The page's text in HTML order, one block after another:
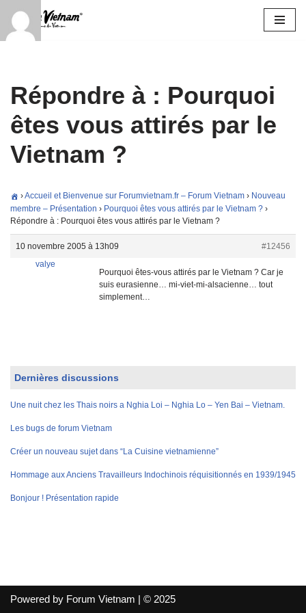
Aller
Répondre à : Pourquoi
êtes vous attirés par le
Vietnam ?
›Accueil et Bienvenue sur Forumvietnam.fr – Forum Vietnam › Nouveau
membre – Présentation › Pourquoi êtes vous attirés par le Vietnam ? ›
Répondre à : Pourquoi êtes vous attirés par le Vietnam ?
10 novembre 2005 à 13h09
#12456
valye
Pourquoi êtes-vous attirés par le Vietnam ? Car je
suis eurasienne… mi-viet-mi-alsacienne… tout
simplement…
Dernières discussions
Une nuit chez les Thais noirs a Nghia Loi – Nghia Lo – Yen Bai – Vietnam.
Les bugs de forum Vietnam
Créer un nouveau sujet dans “La Cuisine vietnamienne”
Hommage aux Anciens Travailleurs Indochinois réquisitionnés en 1939/1945
Bonjour ! Présentation rapide
Powered by Forum Vietnam | © 2025